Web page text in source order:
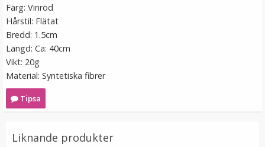
Färg: Vinröd
Hårstil: Flätat
Bredd: 1.5cm
Längd: Ca: 40cm
Vikt: 20g
Material: Syntetiska fibrer
Tipsa
Liknande produkter